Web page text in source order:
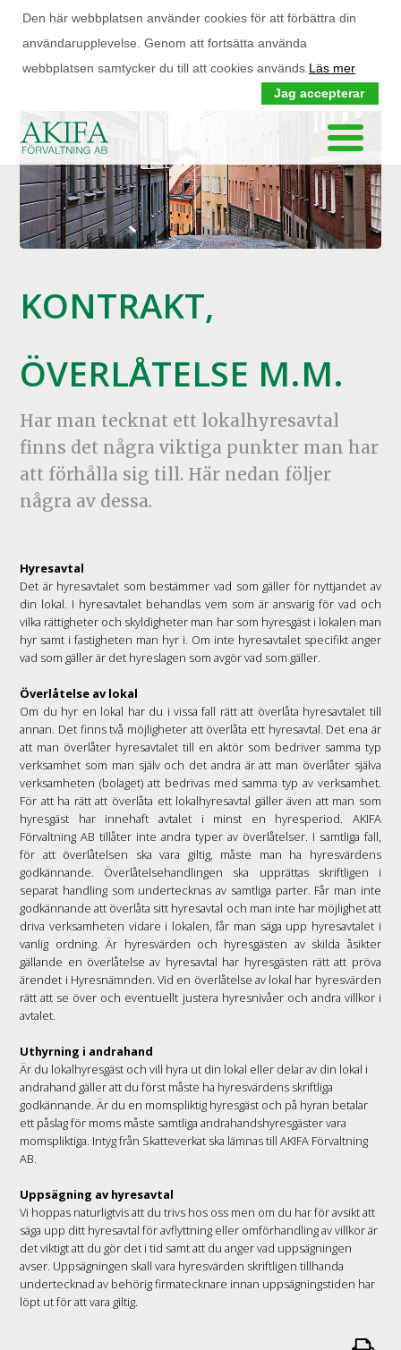
Den här webbplatsen använder cookies för att förbättra din
användarupplevelse. Genom att fortsätta använda
webbplatsen samtycker du till att cookies används. Läs mer
Jag accepterar
KONTRAKT,
ÖVERLÅTELSE M.M.
Har man tecknat ett lokalhyresavtal
finns det några viktiga punkter man har
att förhålla sig till. Här nedan följer
några av dessa.
Hyresavtal
Det är hyresavtalet som bestämmer vad som gäller för nyttjandet av
din lokal. I hyresavtalet behandlas vem som är ansvarig för vad och
vilka rättigheter och skyldigheter man har som hyresgäst i lokalen man
hyr samt i fastigheten man hyr i. Om inte hyresavtalet specifikt anger
vad som gäller är det hyreslagen som avgör vad som gäller.
Överlåtelse av lokal
Om du hyr en lokal har du i vissa fall rätt att överlåta hyresavtalet till
annan. Det finns två möjligheter att överlåta ett hyresavtal. Det ena är
att man överlåter hyresavtalet till en aktör som bedriver samma typ
verksamhet som man själv och det andra är att man överlåter själva
verksamheten (bolaget) att bedrivas med samma typ av verksamhet.
För att ha rätt att överlåta ett lokalhyresavtal gäller även att man som
hyresgäst har innehaft avtalet i minst en hyresperiod. AKIFA
Förvaltning AB tillåter inte andra typer av överlåtelser. I samtliga fall,
för att överlåtelsen ska vara giltig, måste man ha hyresvärdens
godkännande. Överlåtelsehandlingen ska upprättas skriftligen i
separat handling som undertecknas av samtliga parter. Får man inte
godkännande att överlåta sitt hyresavtal och man inte har möjlighet att
driva verksamheten vidare i lokalen, får man säga upp hyresavtalet i
vanlig ordning. Är hyresvärden och hyresgästen av skilda åsikter
gällande en överlåtelse av hyresavtal har hyresgästen rätt att pröva
ärendet i Hyresnämnden. Vid en överlåtelse av lokal har hyresvärden
rätt att se över och eventuellt justera hyresnivåer och andra villkor i
avtalet.
Uthyrning i andrahand
Är du lokalhyresgäst och vill hyra ut din lokal eller delar av din lokal i
andrahand gäller att du först måste ha hyresvärdens skriftliga
godkännande. Är du en momspliktig hyresgäst och på hyran betalar
ett påslag för moms måste samtliga andrahandshyresgäster vara
momspliktiga. Intyg från Skatteverkat ska lämnas till AKIFA Förvaltning
AB.
Uppsägning av hyresavtal
Vi hoppas naturligtvis att du trivs hos oss men om du har för avsikt att
säga upp ditt hyresavtal för avflyttning eller omförhandling av villkor är
det viktigt att du gör det i tid samt att du anger vad uppsägningen
avser. Uppsägningen skall vara hyresvärden skriftligen tillhanda
undertecknad av behörig firmatecknare innan uppsägningstiden har
löpt ut för att vara giltig.